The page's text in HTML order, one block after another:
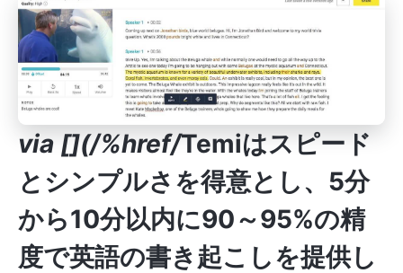
via [](/%href/Temiはスピード
とシンプルさを得意とし、5分
から10分以内に90～95%の精
度で英語の書き起こしを提供し